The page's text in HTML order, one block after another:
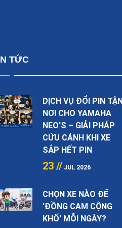
TỨC
DỊCH VỤ ĐỔI PIN TẬN
NƠI CHO YAMAHA
NEO'S – GIẢI PHÁP
CỨU CÁNH KHI XE
SẮP HẾT PIN
23 // JUL 2026
CHỌN XE NÀO ĐỂ
'ĐỒNG CAM CỘNG
KHỔ' MỖI NGÀY?